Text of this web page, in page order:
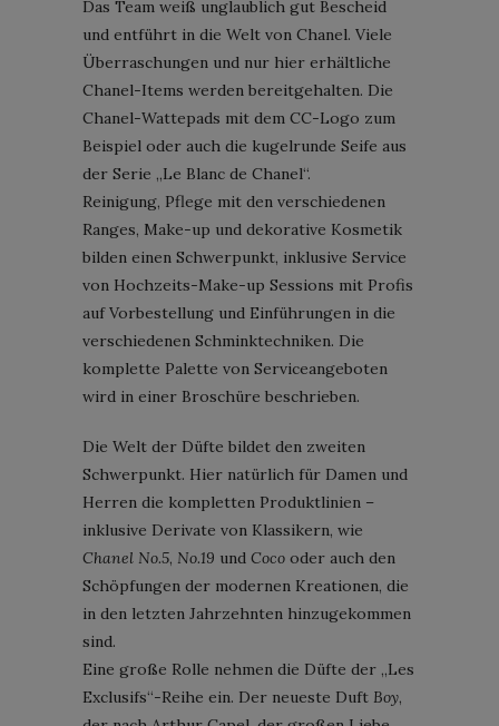
Das Team weiß unglaublich gut Bescheid
und entführt in die Welt von Chanel. Viele
Überraschungen und nur hier erhältliche
Chanel-Items werden bereitgehalten. Die
Chanel-Wattepads mit dem CC-Logo zum
Beispiel oder auch die kugelrunde Seife aus
der Serie „Le Blanc de Chanel“.
Reinigung, Pflege mit den verschiedenen
Ranges, Make-up und dekorative Kosmetik
bilden einen Schwerpunkt, inklusive Service
von Hochzeits-Make-up Sessions mit Profis
auf Vorbestellung und Einführungen in die
verschiedenen Schminktechniken. Die
komplette Palette von Serviceangeboten
wird in einer Broschüre beschrieben.
Die Welt der Düfte bildet den zweiten
Schwerpunkt. Hier natürlich für Damen und
Herren die kompletten Produktlinien –
inklusive Derivate von Klassikern, wie
Chanel No.5, No.19 und Coco oder auch den
Schöpfungen der modernen Kreationen, die
in den letzten Jahrzehnten hinzugekommen
sind.
Eine große Rolle nehmen die Düfte der „Les
Exclusifs“-Reihe ein. Der neueste Duft Boy,